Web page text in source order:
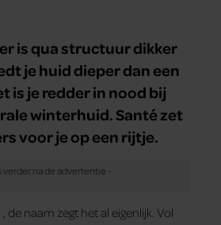
is qua structuur dikker
je huid dieper dan een
is je redder in nood bij
winterhuid. Santé zet
voor je op een rijtje.
, de naam zegt het al eigenlijk. Vol